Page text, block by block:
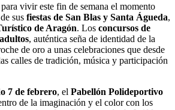
vivir este fin de semana el momento
sus fiestas de San Blas y Santa Águeda,
de Aragón. Los concursos de
, auténtica seña de identidad de la
de oro a unas celebraciones que desde
calles de tradición, música y participación
7 de febrero, el Pabellón Polideportivo
de la imaginación y el color con los